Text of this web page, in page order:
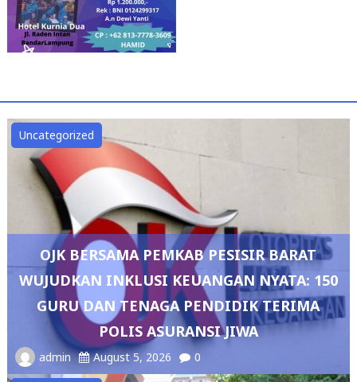
Uncategorized
OJK BERSAMA PEMKAB PESISIR BARAT
WUJUDKAN INKLUSI KEUANGAN NYATA: 150
GURU DAN TENAGA PENDIDIK TERIMA
POLIS ASURANSI JIWA
admin August 5, 2026 0